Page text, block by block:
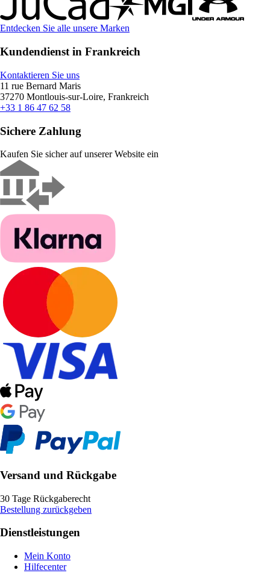
Entdecken Sie alle unsere Marken
Kundendienst in Frankreich
Kontaktieren Sie uns
11 rue Bernard Maris
37270 Montlouis-sur-Loire, Frankreich
+33 1 86 47 62 58
Sichere Zahlung
Kaufen Sie sicher auf unserer Website ein
Versand und Rückgabe
30 Tage Rückgaberecht
Bestellung zurückgeben
Dienstleistungen
Mein Konto
Hilfecenter